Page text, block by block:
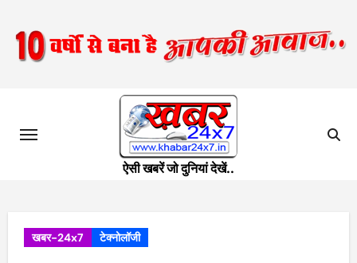
content
ऐसी खबरें जो दुनियां देखें..
खबर-24x7 टेक्नोलॉजी